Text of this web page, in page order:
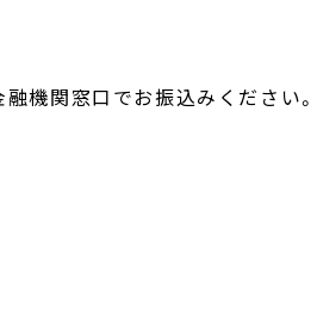
関窓口でお振込みください